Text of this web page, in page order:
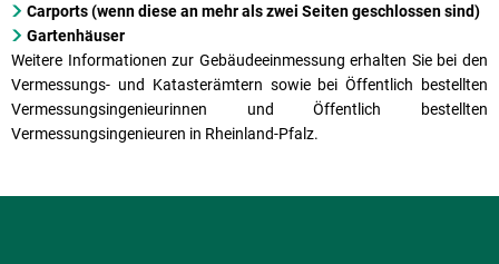
Carports (wenn diese an mehr als zwei Seiten geschlossen sind)
Gartenhäuser
Weitere Informationen zur Gebäudeeinmessung erhalten Sie bei den
Vermessungs- und Katasterämtern sowie bei Öffentlich bestellten
Vermessungsingenieurinnen und Öffentlich bestellten
Vermessungsingenieuren in Rheinland-Pfalz.